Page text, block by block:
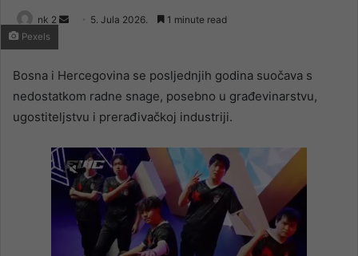
nk 2
Send 5. Jula 2026. 1 minute read
Pexels
Bosna i Hercegovina se posljednjih godina suočava s
nedostatkom radne snage, posebno u građevinarstvu,
ugostiteljstvu i prerađivačkoj industriji.